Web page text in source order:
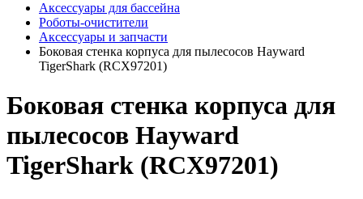
Аксессуары для бассейна
Роботы-очистители
Аксессуары и запчасти
Боковая стенка корпуса для пылесосов Hayward
TigerShark (RCX97201)
Боковая стенка корпуса для
пылесосов Hayward
TigerShark (RCX97201)